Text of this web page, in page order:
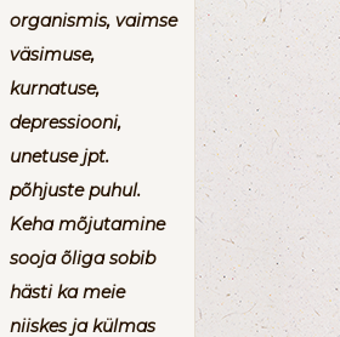
organismis, vaimse
väsimuse,
kurnatuse,
depressiooni,
unetuse jpt.
põhjuste puhul.
Keha mõjutamine
sooja õliga sobib
hästi ka meie
niiskes ja külmas